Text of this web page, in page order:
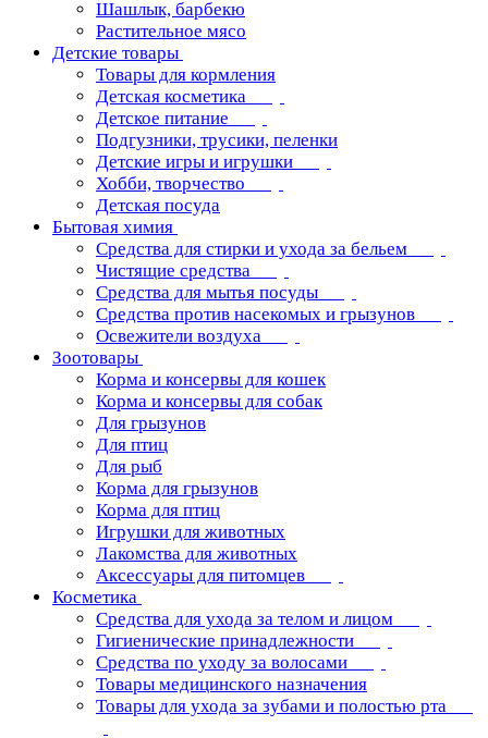
Шашлык, барбекю
Растительное мясо
Детские товары
Товары для кормления
Детская косметика
Детское питание
Подгузники, трусики, пеленки
Детские игры и игрушки
Хобби, творчество
Детская посуда
Бытовая химия
Средства для стирки и ухода за бельем
Чистящие средства
Средства для мытья посуды
Средства против насекомых и грызунов
Освежители воздуха
Зоотовары
Корма и консервы для кошек
Корма и консервы для собак
Для грызунов
Для птиц
Для рыб
Корма для грызунов
Корма для птиц
Игрушки для животных
Лакомства для животных
Аксессуары для питомцев
Косметика
Средства для ухода за телом и лицом
Гигиенические принадлежности
Средства по уходу за волосами
Товары медицинского назначения
Товары для ухода за зубами и полостью рта